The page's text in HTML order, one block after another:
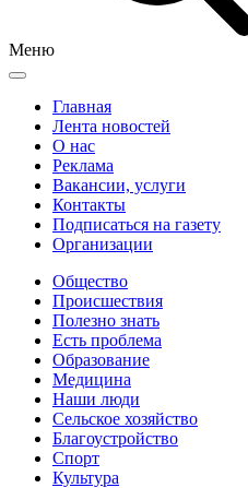
Меню
Главная
Лента новостей
О нас
Реклама
Вакансии, услуги
Контакты
Подписаться на газету
Организации
Общество
Происшествия
Полезно знать
Есть проблема
Образование
Медицина
Наши люди
Сельское хозяйство
Благоустройство
Спорт
Культура